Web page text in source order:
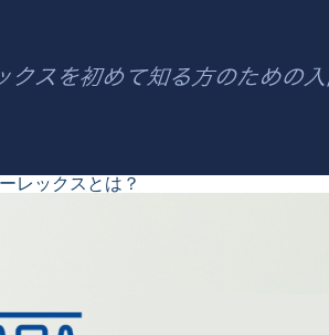
レックスとは？